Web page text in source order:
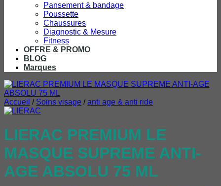
Pansement & bandage
Poussette
Chaussures
Diagnostic & Mesure
Fitness
OFFRE & PROMO
BLOG
Marques
Accueil / Soins visage / anti age & anti ride
LIERAC PREMIUM LE
MASQUE SUPREME ANTI-
AGE ABSOLU 75 ML